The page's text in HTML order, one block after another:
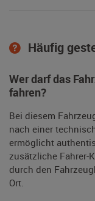
Häufig
Wer darf das
fahren?
Bei diesem
nach einer
ermöglicht
zusätzliche Fahrer-
durch den
Ort.